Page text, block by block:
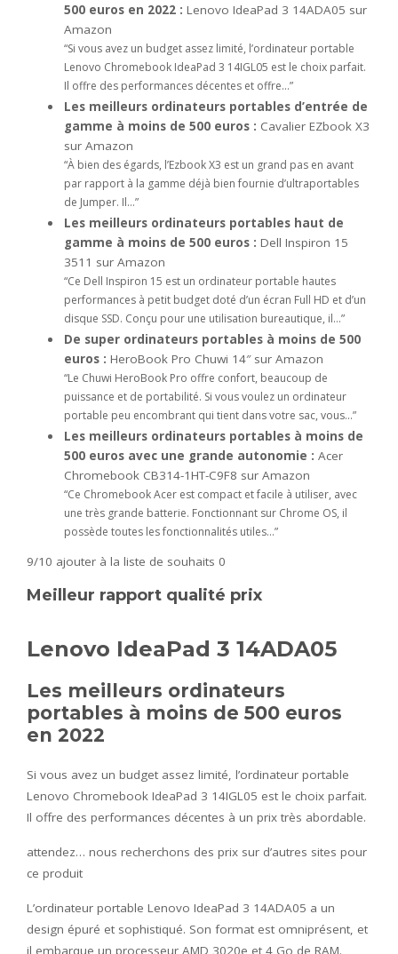
500 euros en 2022 : Lenovo IdeaPad 3 14ADA05 sur
Amazon
“Si vous avez un budget assez limité, l’ordinateur portable
Lenovo Chromebook IdeaPad 3 14IGL05 est le choix parfait.
Il offre des performances décentes et offre…”
Les meilleurs ordinateurs portables d’entrée de
gamme à moins de 500 euros : Cavalier EZbook X3
sur Amazon
“À bien des égards, l’Ezbook X3 est un grand pas en avant
par rapport à la gamme déjà bien fournie d’ultraportables
de Jumper. Il…”
Les meilleurs ordinateurs portables haut de
gamme à moins de 500 euros : Dell Inspiron 15
3511 sur Amazon
“Ce Dell Inspiron 15 est un ordinateur portable hautes
performances à petit budget doté d’un écran Full HD et d’un
disque SSD. Conçu pour une utilisation bureautique, il…”
De super ordinateurs portables à moins de 500
euros : HeroBook Pro Chuwi 14″ sur Amazon
“Le Chuwi HeroBook Pro offre confort, beaucoup de
puissance et de portabilité. Si vous voulez un ordinateur
portable peu encombrant qui tient dans votre sac, vous…”
Les meilleurs ordinateurs portables à moins de
500 euros avec une grande autonomie : Acer
Chromebook CB314-1HT-C9F8 sur Amazon
“Ce Chromebook Acer est compact et facile à utiliser, avec
une très grande batterie. Fonctionnant sur Chrome OS, il
possède toutes les fonctionnalités utiles…”
9/10 ajouter à la liste de souhaits 0
Meilleur rapport qualité prix
Lenovo IdeaPad 3 14ADA05
Les meilleurs ordinateurs
portables à moins de 500 euros
en 2022
Si vous avez un budget assez limité, l’ordinateur portable
Lenovo Chromebook IdeaPad 3 14IGL05 est le choix parfait.
Il offre des performances décentes à un prix très abordable.
attendez… nous recherchons des prix sur d’autres sites pour
ce produit
L’ordinateur portable Lenovo IdeaPad 3 14ADA05 a un
design épuré et sophistiqué. Son format est omniprésent, et
il embarque un processeur AMD 3020e et 4 Go de RAM.